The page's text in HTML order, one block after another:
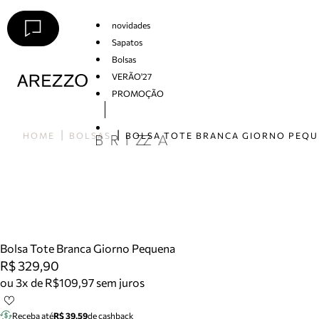
novidades
Sapatos
Bolsas
VERÃO'27
PROMOÇÃO
HOME BOLSAS BOLSA TOTE BRANCA GIORNO
Bolsa Tote Branca Giorno Pequena
R$ 329,90
ou 3x de R$109,97 sem juros
Receba atéR$ 39,59de cashback